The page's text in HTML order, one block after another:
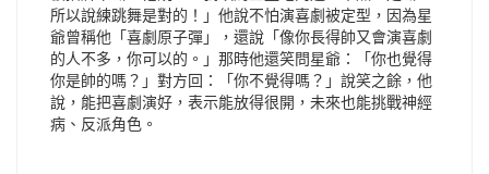
所以說練跳舞是對的！」他說不怕演喜劇被定型，因為星
爺曾稱他「喜劇原子彈」，還說「像你長得帥又會演喜劇
的人不多，你可以的。」那時他還笑問星爺：「你也覺得
你是帥的嗎？」對方回：「你不覺得嗎？」說笑之餘，他
說，能把喜劇演好，表示能放得很開，未來也能挑戰神經
病、反派角色。